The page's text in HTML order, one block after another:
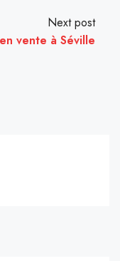
Next post
vente à Séville